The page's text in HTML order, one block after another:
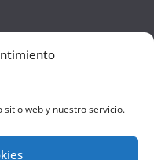
web y nuestro servicio.